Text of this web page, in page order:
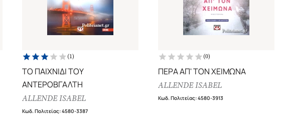
(1)
ΤΟ ΠΑΙΧΝΙΔΙ ΤΟΥ
ΑΝΤΕΡΟΒΓΑΛΤΗ
ALLENDE ISABEL
Κωδ. Πολιτείας:4580-3387
(0)
ΠΕΡΑ ΑΠ' ΤΟΝ ΧΕΙΜΩΝΑ
ALLENDE ISABEL
Κωδ. Πολιτείας:4580-3913